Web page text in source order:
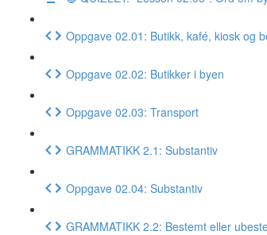
Oppgave 02.01: Butikk, kafé, kiosk og
Oppgave 02.02: Butikker i byen
Oppgave 02.03: Transport
GRAMMATIKK 2.1: Substantiv
Oppgave 02.04: Substantiv
GRAMMATIKK 2.2: Bestemt eller